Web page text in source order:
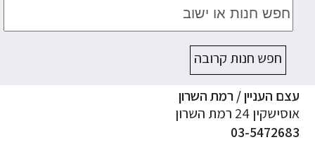
חפש חנות קרובה
העניין / רמת השרון
24 רמת השרון
03-